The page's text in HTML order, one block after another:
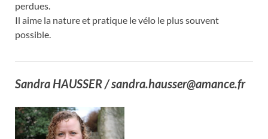
perdues.
Il aime la nature et pratique le vélo le plus souvent
possible.
Sandra HAUSSER/ sandra.hausser@amance.fr